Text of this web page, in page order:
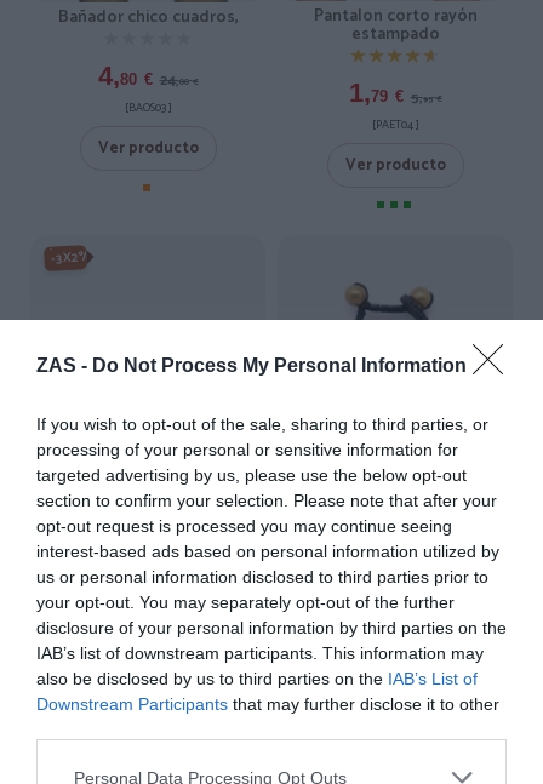
ZAS - Do Not Process My Personal Information
If you wish to opt-out of the sale, sharing to third parties, or
processing of your personal or sensitive information for
targeted advertising by us, please use the below opt-out
section to confirm your selection. Please note that after your
opt-out request is processed you may continue seeing
interest-based ads based on personal information utilized by
us or personal information disclosed to third parties prior to
your opt-out. You may separately opt-out of the further
disclosure of your personal information by third parties on the
IAB’s list of downstream participants. This information may
also be disclosed by us to third parties on the IAB’s List of
Downstream Participants that may further disclose it to other
Personal Data Processing Opt Outs
Bañador chico cuadros,
4,80 € 24,00 €
[BAOS03 ]
Ver producto
Pantalon corto rayón
estampado
★★★★★
★★★★★
1,79 € 5,95 €
[PAET04 ]
Ver producto
-3X2%
Gafas de sol de Madera
CANDY TIGER
22,74 € 34, €
[GFJA04 ]
Ver producto
Pulsera de macramé y latón
con concha
★★★★★
★★★★★
4,50 €
Ver producto